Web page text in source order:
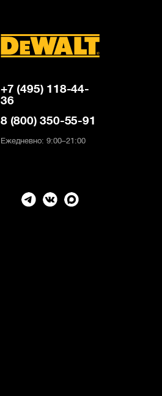
+7 (495) 118-44-
36
8 (800) 350-55-91
Ежедневно: 9:00–21:00